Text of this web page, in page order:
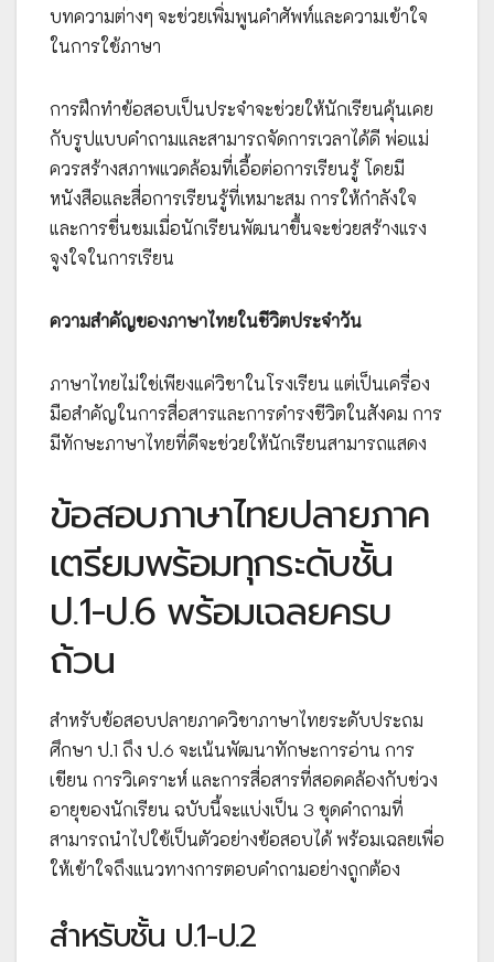
บทความต่างๆ จะช่วยเพิ่มพูนคำศัพท์และความเข้าใจ
ในการใช้ภาษา
การฝึกทำข้อสอบเป็นประจำจะช่วยให้นักเรียนคุ้นเคย
กับรูปแบบคำถามและสามารถจัดการเวลาได้ดี พ่อแม่
ควรสร้างสภาพแวดล้อมที่เอื้อต่อการเรียนรู้ โดยมี
หนังสือและสื่อการเรียนรู้ที่เหมาะสม การให้กำลังใจ
และการชื่นชมเมื่อนักเรียนพัฒนาขึ้นจะช่วยสร้างแรง
จูงใจในการเรียน
ความสำคัญของภาษาไทยในชีวิตประจำวัน
ภาษาไทยไม่ใช่เพียงแค่วิชาในโรงเรียน แต่เป็นเครื่อง
มือสำคัญในการสื่อสารและการดำรงชีวิตในสังคม การ
มีทักษะภาษาไทยที่ดีจะช่วยให้นักเรียนสามารถแสดง
ข้อสอบภาษาไทยปลายภาค
เตรียมพร้อมทุกระดับชั้น
ป.1-ป.6 พร้อมเฉลยครบ
ถ้วน
สำหรับข้อสอบปลายภาควิชาภาษาไทยระดับประถม
ศึกษา ป.1 ถึง ป.6 จะเน้นพัฒนาทักษะการอ่าน การ
เขียน การวิเคราะห์ และการสื่อสารที่สอดคล้องกับช่วง
อายุของนักเรียน ฉบับนี้จะแบ่งเป็น 3 ชุดคำถามที่
สามารถนำไปใช้เป็นตัวอย่างข้อสอบได้ พร้อมเฉลยเพื่อ
ให้เข้าใจถึงแนวทางการตอบคำถามอย่างถูกต้อง
สำหรับชั้น ป.1-ป.2